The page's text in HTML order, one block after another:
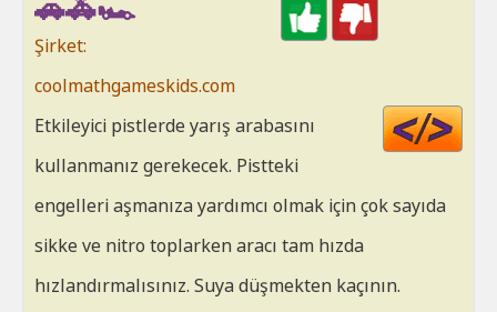
Şirket:
coolmathgameskids.com
Etkileyici pistlerde yarış arabasını
kullanmanız gerekecek. Pistteki
engelleri aşmanıza yardımcı olmak için çok sayıda
sikke ve nitro toplarken aracı tam hızda
hızlandırmalısınız. Suya düşmekten kaçının.